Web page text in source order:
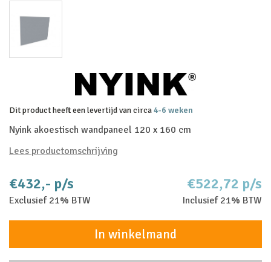
Dit product heeft een levertijd van circa4-6 weken
Nyink akoestisch wandpaneel 120 x 160 cm
Lees productomschrijving
€432,- p/s
Exclusief 21% BTW
€522,72 p/s
Inclusief 21% BTW
In winkelmand